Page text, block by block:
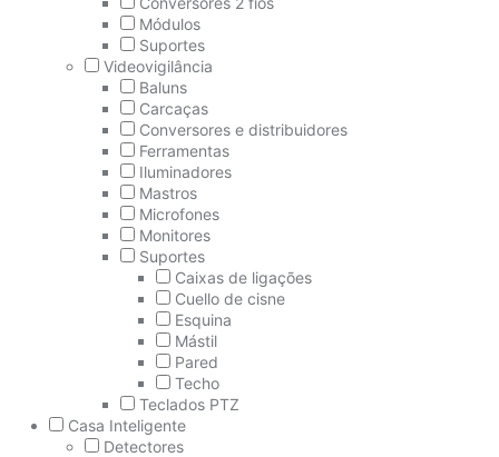
Módulos
Suportes
Videovigilância
Baluns
Carcaças
Conversores e distribuidores
Ferramentas
Iluminadores
Mastros
Microfones
Monitores
Suportes
Caixas de ligações
Cuello de cisne
Esquina
Mástil
Pared
Techo
Teclados PTZ
Casa Inteligente
Detectores